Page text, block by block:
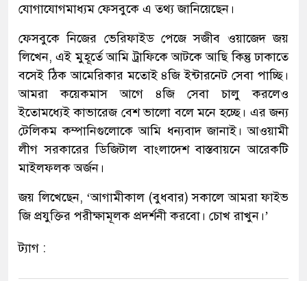
যোগাযোগমাধ্যম ফেসবুকে এ তথ্য জানিয়েছেন।
ফেসবুকে নিজের ভেরিফাইড পেজে সজীব ওয়াজেদ জয়
লিখেন, এই মুহূর্তে আমি ট্রাফিকে আটকে আছি কিন্তু ঢাকাতে
বসেই ঠিক আমেরিকার মতোই ৪জি ইন্টারনেট সেবা পাচ্ছি।
আমরা কয়েকমাস আগে ৪জি সেবা চালু করলেও
ইতোমধ্যেই কাভারেজ বেশ ভালো বলে মনে হচ্ছে। এর জন্য
টেলিকম কম্পানিগুলোকে আমি ধন্যবাদ জানাই। আওয়ামী
লীগ সরকারের ডিজিটাল বাংলাদেশ বাস্তবায়নে আরেকটি
মাইলফলক অর্জন।
জয় লিখেছেন, ‘আগামীকাল (বুধবার) সকালে আমরা ফাইভ
জি প্রযুক্তির পরীক্ষামূলক প্রদর্শনী করবো। চোখ রাখুন।’
ট্যাগ :